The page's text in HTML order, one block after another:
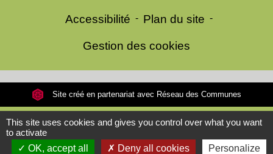
Accessibilité - Plan du site -
Gestion des cookies
Site créé en partenariat avec Réseau des Communes
This site uses cookies and gives you control over what you want
to activate
OK, accept all
Deny all cookies Personalize